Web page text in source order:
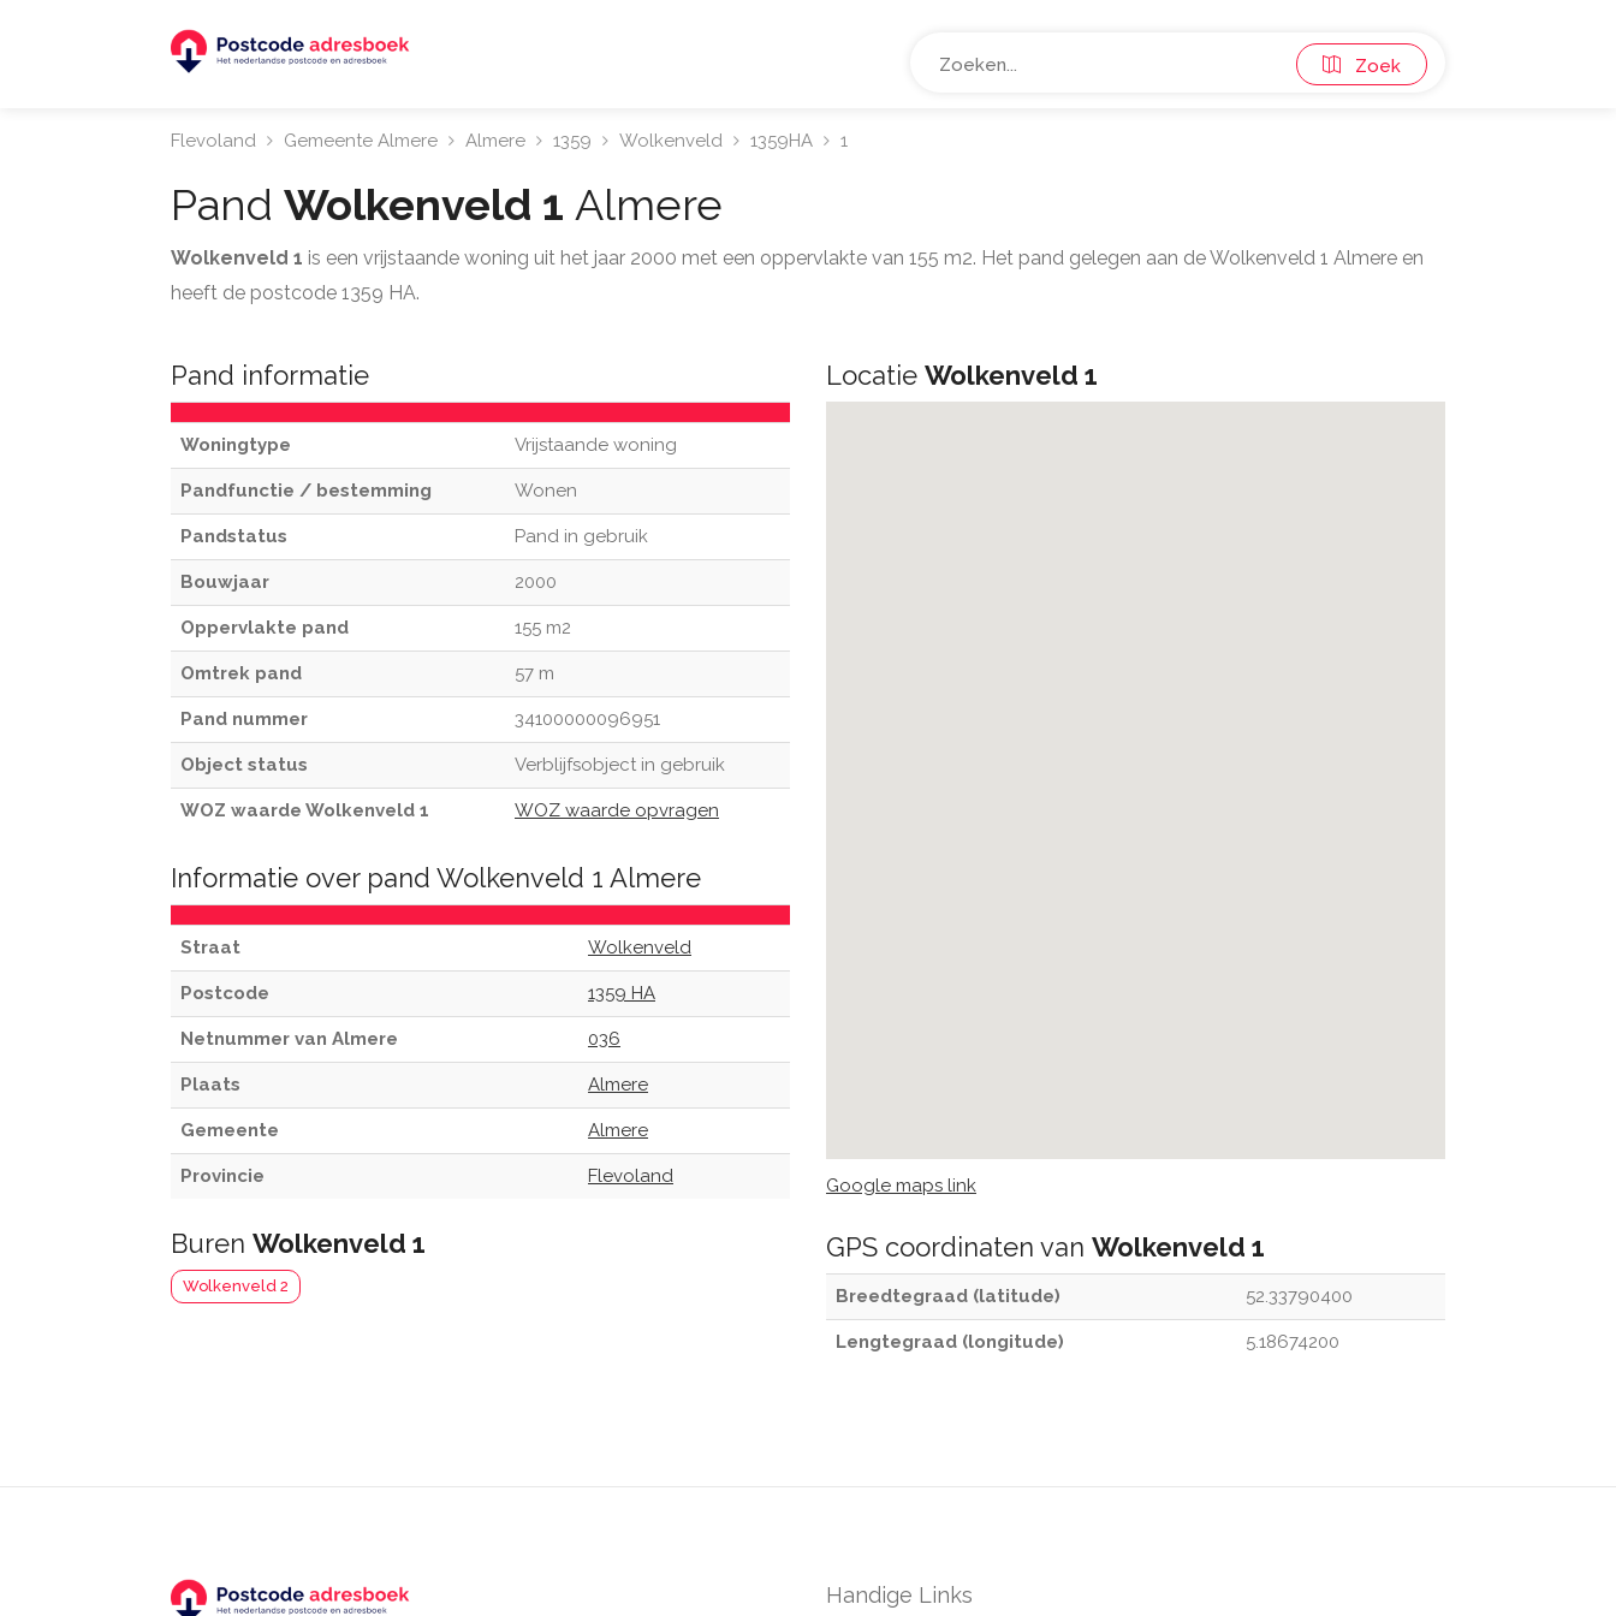
Zoek
Flevoland Gemeente Almere Almere 1359 Wolkenveld 1359HA 1
Pand Wolkenveld 1 Almere
Wolkenveld 1 is een vrijstaande woning uit het jaar 2000 met een oppervlakte van 155 m2. Het pand gelegen aan de Wolkenveld 1 Almere en
heeft de postcode 1359 HA.
Pand informatie
Woningtype Vrijstaande woning
Pandfunctie / bestemming Wonen
Pandstatus Pand in gebruik
Bouwjaar 2000
Oppervlakte pand 155 m2
Omtrek pand 57 m
Pand nummer 34100000096951
Object status Verblijfsobject in gebruik
WOZ waarde Wolkenveld 1 WOZ waarde opvragen
Informatie over pand Wolkenveld 1 Almere
Straat Wolkenveld
Postcode 1359 HA
Netnummer van Almere 036
Plaats Almere
Gemeente Almere
Provincie Flevoland
Buren Wolkenveld 1
Wolkenveld 2
Locatie Wolkenveld 1
Google maps link
GPS coordinaten van Wolkenveld 1
Breedtegraad (latitude) 52.33790400
Lengtegraad (longitude) 5.18674200
Handige Links